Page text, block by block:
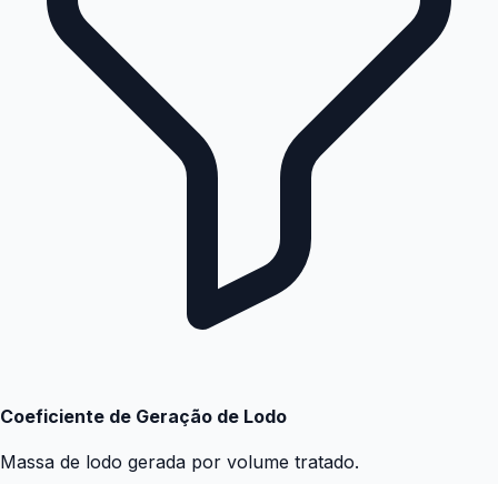
Coeficiente de Geração de Lodo
Massa de lodo gerada por volume tratado.